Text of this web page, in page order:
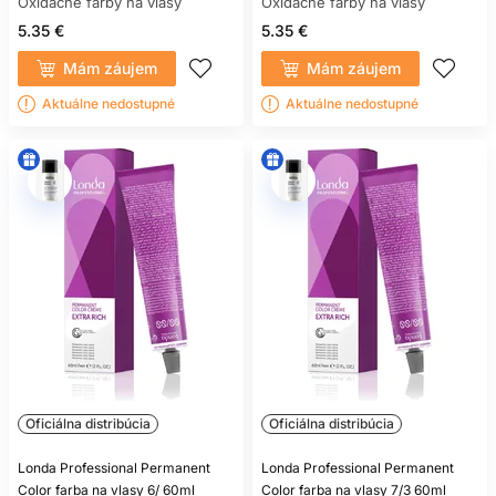
styling podľa požadovaného výsledku účesu.
5.35 €
Mám záujem
Aktuálne nedostupné
5.35 €
Mám záujem
Aktuálne nedostupné
Oficiálna distribúcia
Londa Professional Permanent
Color farba na vlasy 6/ 60ml
Oficiálna distribúcia
Londa Professional Permanent
Color farba na vlasy 7/3 60ml